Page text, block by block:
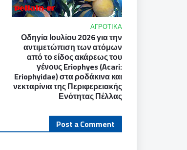
ΑΓΡΟΤΙΚΑ
Οδηγία Ιουλίου 2026 για την
αντιμετώπιση των ατόμων
από το είδος ακάρεως του
γένους Eriophyes (Acari:
Eriophyidae) στα ροδάκινα και
νεκταρίνια της Περιφερειακής
Ενότητας Πέλλας
Post a Comment